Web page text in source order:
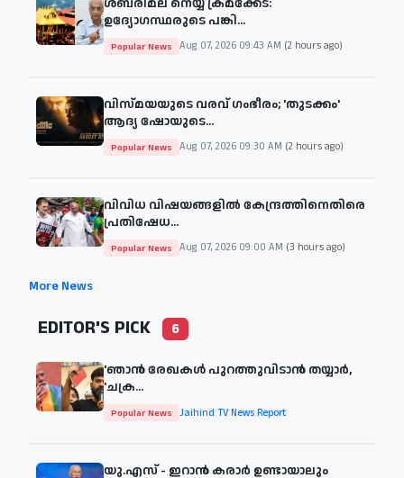
ഉദ്യോഗസ്ഥരുടെ പങ്കി...
Popular News Aug 07, 2026 09:43 AM (2 hours ago)
വിസ്മയയുടെ വരവ് ഗംഭീരം; 'തുടക്കം'
ആദ്യ ഷോയുടെ...
Popular News Aug 07, 2026 09:30 AM (2 hours ago)
വിവിധ വിഷയങ്ങളില്‍ കേന്ദ്രത്തിനെതിരെ
പ്രതിഷേധ...
Popular News Aug 07, 2026 09:00 AM (3 hours ago)
More News
EDITOR'S PICK 6
'ഞാന്‍ രേഖകള്‍ പുറത്തുവിടാന്‍ തയ്യാര്‍,
'ചക്ര...
Popular News Jaihind TV News Report
യു.എസ് - ഇറാൻ കരാർ ഉണ്ടായാലും